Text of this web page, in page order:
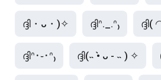
ദ്ദി・ᴗ・)✧ ദ്ദിᐢ._.ᐢ₎
ദ്ദിᐢ･֊･ᐢ₎ ദ്ദി(˵ •̀ ᴗ - ˵ ) ✧